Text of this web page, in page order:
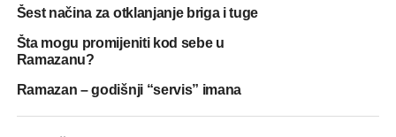
Šest načina za otklanjanje briga i tuge
Šta mogu promijeniti kod sebe u
Ramazanu?
Ramazan – godišnji “servis” imana